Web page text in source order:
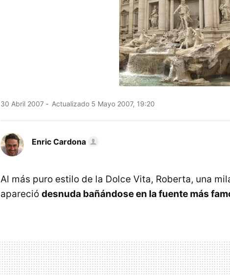
30 Abril 2007 Actualizado 5 Mayo 2007, 19:20
Enric Cardona
Al más puro estilo de la Dolce Vita, Roberta, una
apareció desnuda bañándose en la fuente más